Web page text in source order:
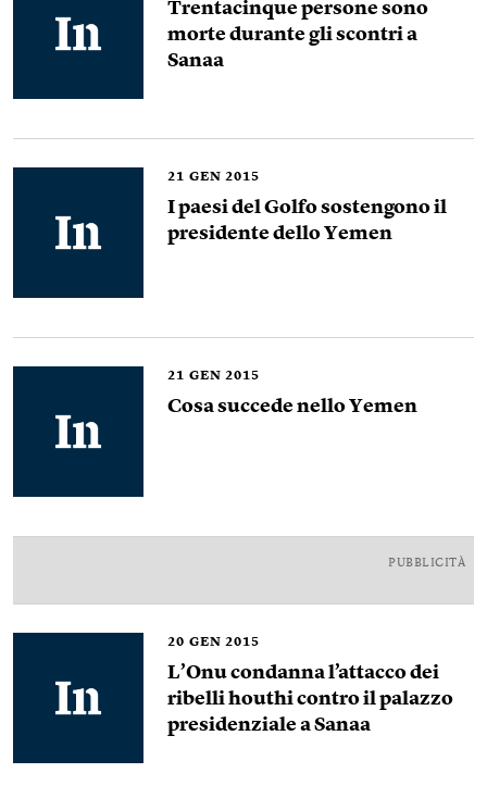
Trentacinque persone sono
morte durante gli scontri a
Sanaa
21 GEN 2015
I paesi del Golfo sostengono il
presidente dello Yemen
21 GEN 2015
Cosa succede nello Yemen
PUBBLICITÀ
20 GEN 2015
L’Onu condanna l’attacco dei
ribelli houthi contro il palazzo
presidenziale a Sanaa